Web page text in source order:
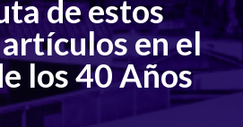
de estos
en el
los 40 Años